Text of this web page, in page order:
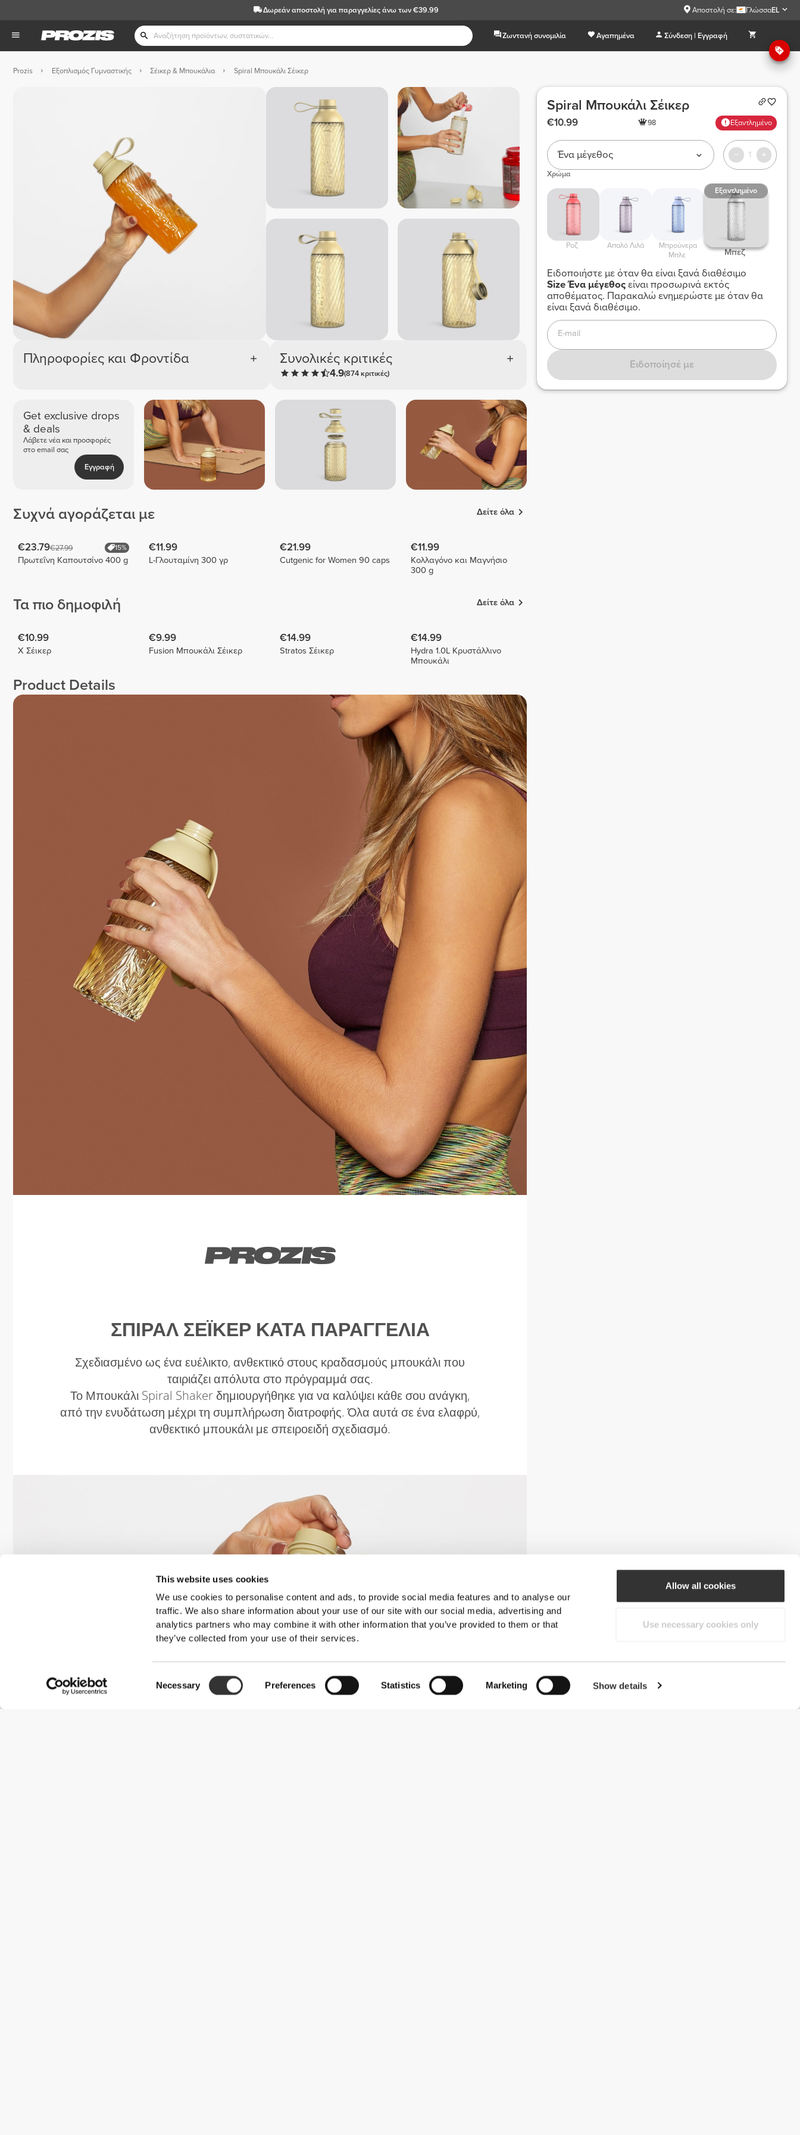
This website uses cookies
We use cookies to personalise content and ads, to provide social media features and to analyse our
traffic. We also share information about your use of our site with our social media, advertising and
analytics partners who may combine it with other information that you’ve provided to them or that
they’ve collected from your use of their services.
Selection
Necessary Preferences Statistics Marketing Show details
Allow all cookies
Use necessary cookies only
Δωρεάν αποστολήγια παραγγελίες άνω των €39.99 Αποστολή σε: ΓλώσσαEL
Ζωντανή συνομιλία Αγαπημένα Σύνδεση | Εγγραφή
Prozis Εξοπλισμός Γυμναστικής Σέικερ & Μπουκάλια Spiral Μπουκάλι Σέικερ
Πληροφορίες και Φροντίδα Συνολικές κριτικές
4.9(874 κριτικές)
Get exclusive drops
& deals
Λάβετε νέα και προσφορές
στο email σας
Εγγραφή
Συχνά αγοράζεται με Δείτε όλα
€23.79€27.99 15%
Πρωτεΐνη Καπουτσίνο 400 g
€11.99
L-Γλουταμίνη 300 γρ
€21.99
Cutgenic for Women 90 caps
€11.99
Κολλαγόνο και Μαγνήσιο
300 g
Τα πιο δημοφιλή Δείτε όλα
€10.99
X Σέικερ
€9.99
Fusion Μπουκάλι Σέικερ
€14.99
Stratos Σέικερ
€14.99
Hydra 1.0L Κρυστάλλινο
Μπουκάλι
Product Details
ΣΠΙΡΆΛ ΣΈΙΚΕΡ ΚΑΤΆ ΠΑΡΑΓΓΕΛΊΑ
Σχεδιασμένο ως ένα ευέλικτο, ανθεκτικό στους κραδασμούς μπουκάλι που
ταιριάζει απόλυτα στο πρόγραμμά σας.
Το Μπουκάλι Spiral Shaker δημιουργήθηκε για να καλύψει κάθε σου ανάγκη,
από την ενυδάτωση μέχρι τη συμπλήρωση διατροφής. Όλα αυτά σε ένα ελαφρύ,
ανθεκτικό μπουκάλι με σπειροειδή σχεδιασμό.
Spiral Μπουκάλι Σέικερ
€10.99 98 Εξαντλημένο
Ένα μέγεθος 1
Χρώμα
Ροζ Απαλό Λιλά
Μπλε
Εξαντλημένο
Μπεζ
Ειδοποιήστε με όταν θα είναι ξανά διαθέσιμο
Size Ένα μέγεθος είναι προσωρινά εκτός
αποθέματος. Παρακαλώ ενημερώστε με όταν θα
είναι ξανά διαθέσιμο.
E-mail
Ειδοποίησέ με